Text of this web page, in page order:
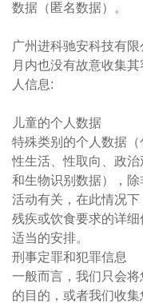
数据（匿名数据）。
广州进科驰安科技有
月内也没有故意收集
人信息:
儿童的个人数据
特殊类别的个人数据（
性生活、性取向、政
和生物识别数据），
活动有关，在此情况
残疾或饮食要求的详
适当的安排。
刑事定罪和犯罪信息
一般而言，我们只会
的目的，或者我们收